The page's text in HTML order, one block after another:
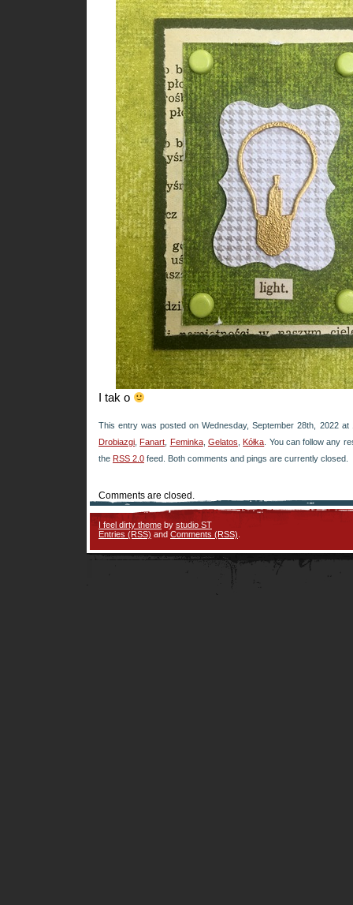
I tak o
This entry was posted on Wednesday, September 28th, 2022
Drobiazgi Fanart Feminka, Gelatos Kółka . You can follow any
the RSS 2.0 feed. Both comments and pings are currently closed.
Comments are closed.
I feel dirty theme by studio ST
Entries (RSS) and Comments (RSS)